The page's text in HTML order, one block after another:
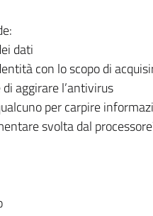
dati
con lo scopo di
aggirare l’antivirus
per carpire
svolta dal